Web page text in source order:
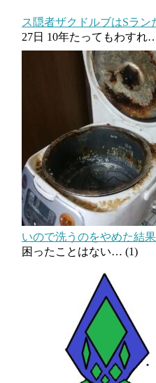
ス隠者ザクドルブはSラン
27日 10年たってもわすれ
いので洗うのをやめた結果
困ったことはない… (1)